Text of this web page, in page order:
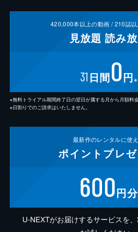
420,000本以上の動画 /210誌
見放題 読み
31 日間0円 ※
※無料トライアル期間終了日の翌日が属する月から月額料金
※日割りでのご請求はいたしません。
最新作のレンタルに使
ポイント プレ
600円分
U-NEXTがお届けするサービスを